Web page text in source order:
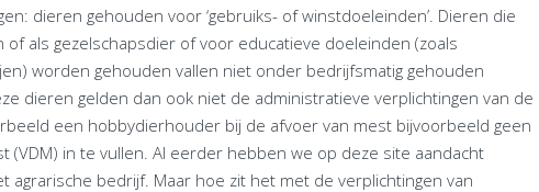
dieren gehouden voor ‘gebruiks- of winstdoeleinden’. Dieren die
als gezelschapsdier of voor educatieve doeleinden (zoals
worden gehouden vallen niet onder bedrijfsmatig gehouden
dieren gelden dan ook niet de administratieve verplichtingen van de
een hobbydierhouder bij de afvoer van mest bijvoorbeeld geen
(VDM) in te vullen. Al eerder hebben we op deze site aandacht
agrarische bedrijf. Maar hoe zit het met de verplichtingen van